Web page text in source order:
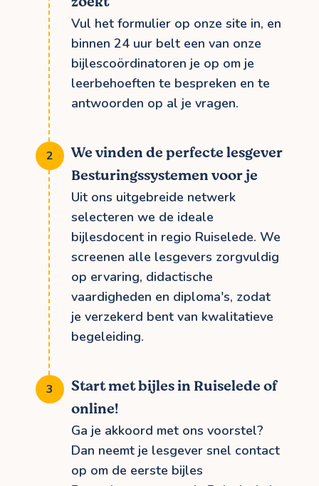
Vul het formulier op onze site in, en
binnen 24 uur belt een van onze
bijlescoördinatoren je op om je
leerbehoeften te bespreken en te
antwoorden op al je vragen.
We vinden de perfecte lesgever
Besturingssystemen voor je
Uit ons uitgebreide netwerk
selecteren we de ideale
bijlesdocent in regio Ruiselede. We
screenen alle lesgevers zorgvuldig
op ervaring, didactische
vaardigheden en diploma's, zodat
je verzekerd bent van kwalitatieve
begeleiding.
Start met bijles in Ruiselede of
online!
Ga je akkoord met ons voorstel?
Dan neemt je lesgever snel contact
op om de eerste bijles